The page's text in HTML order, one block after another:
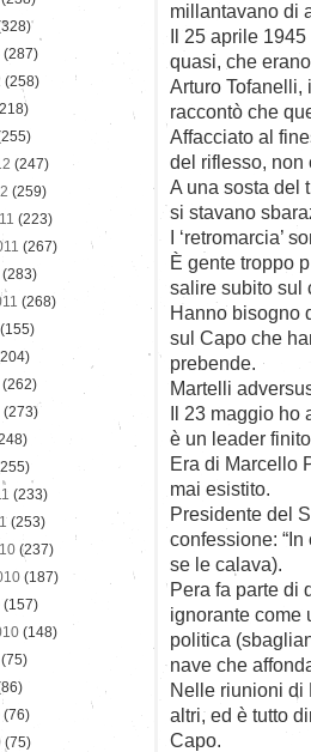
millantavano di
Il 25 aprile
quasi, che
Arturo Tofanelli,
raccontò che
Affacciato al
del riflesso, non
A una sosta del
si stavano
I ‘retromarcia’
È gente troppo
salire subito sul
Hanno bisogno
sul Capo che
prebende.
Martelli
Il 23 maggio ho
è un leader
Era di Marcello
mai esistito.
Presidente del
confessione:
se le calava).
Pera fa parte di
ignorante come
politica
nave che
Nelle riunioni di
altri, ed è tutto
Capo.
(287)
(258)
(247)
(259)
(223)
(267)
(283)
(268)
(155)
(262)
(273)
(233)
(253)
(237)
(187)
(157)
(148)
(75)
(76)
(75)